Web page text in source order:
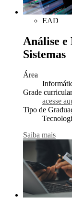
EAD
Análise e
Sistemas
Área
Grade curricular
acesse
Tipo de
Saiba mais